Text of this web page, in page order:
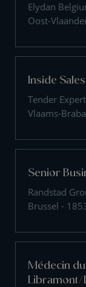
Elydan
Oost-
Inside
Tender
Vlaams-
Senior
Randstad
Brussel -
Médecin